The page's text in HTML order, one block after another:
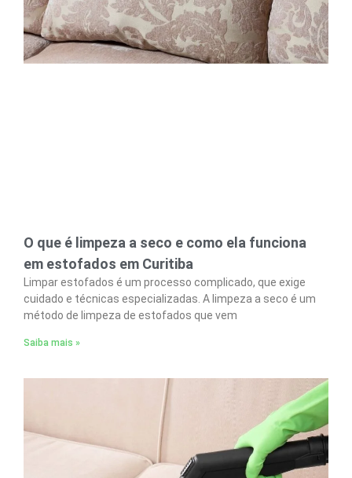
O que é limpeza a seco e como ela funciona
em estofados em Curitiba
Limpar estofados é um processo complicado, que exige
cuidado e técnicas especializadas. A limpeza a seco é um
método de limpeza de estofados que vem
Saiba mais »